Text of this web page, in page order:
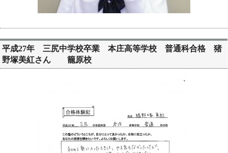
平成27年 三尻中学校卒業 本庄高等学校 普通科合格 猪
野塚美紅さん 籠原校